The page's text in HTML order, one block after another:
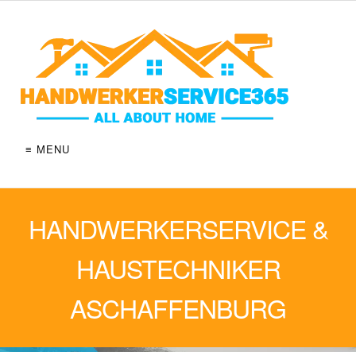
≡ MENU
HANDWERKERSERVICE &
HAUSTECHNIKER
ASCHAFFENBURG